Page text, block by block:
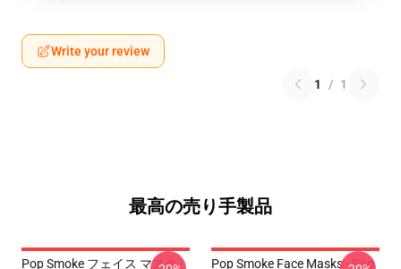
Write your review
1 / 1
最高の売り手製品
Pop Smoke フェイス マスク -
Pop Smoke Face Masks - Pop